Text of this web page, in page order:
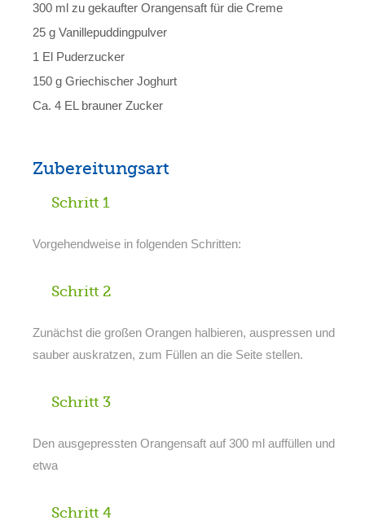
300 ml zu gekaufter Orangensaft für die Creme
25 g Vanillepuddingpulver
1 El Puderzucker
150 g Griechischer Joghurt
Ca. 4 EL brauner Zucker
Zubereitungsart
Schritt 1
Vorgehendweise in folgenden Schritten:
Schritt 2
Zunächst die großen Orangen halbieren, auspressen und
sauber auskratzen, zum Füllen an die Seite stellen.
Schritt 3
Den ausgepressten Orangensaft auf 300 ml auffüllen und
etwa
Schritt 4